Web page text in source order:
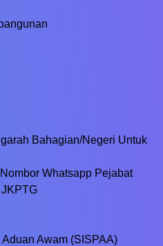
Bahagian/Negeri Untuk
Whatsapp Pejabat
Awam (SISPAA)